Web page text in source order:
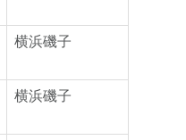
横浜磯子
横浜磯子